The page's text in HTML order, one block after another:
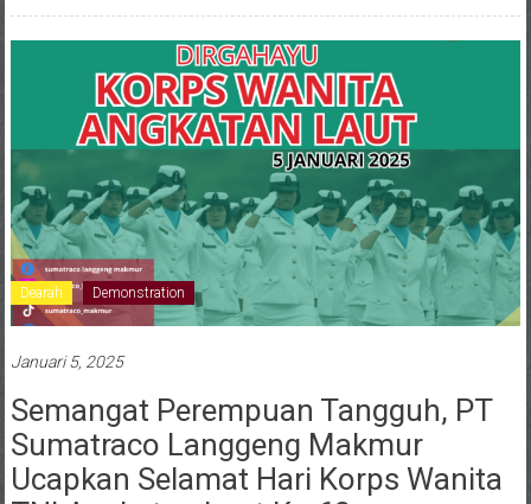
Dearah Demonstration
Januari 5, 2025
Semangat Perempuan Tangguh, PT
Sumatraco Langgeng Makmur
Ucapkan Selamat Hari Korps Wanita